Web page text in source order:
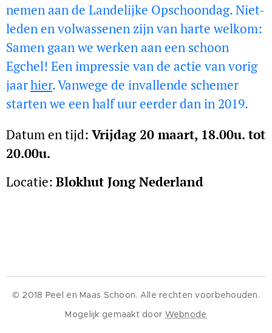
nemen aan de Landelijke Opschoondag.Niet-
leden en volwassenen zijn van harte welkom:
Samen gaan we werken aan een schoon
Egchel! Een impressie van de actie van vorig
jaarhier. Vanwege de invallende schemer
starten we een half uur eerder dan in 2019.
Datum en tijd: Vrijdag 20 maart, 18.00u. tot
20.00u.
Locatie: Blokhut Jong Nederland
© 2018 Peel en Maas Schoon. Alle rechten voorbehouden.
Mogelijk gemaakt door Webnode